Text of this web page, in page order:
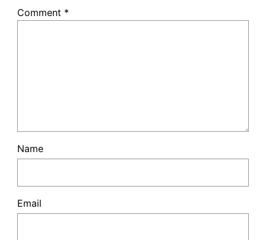
Comment *
Name
Email